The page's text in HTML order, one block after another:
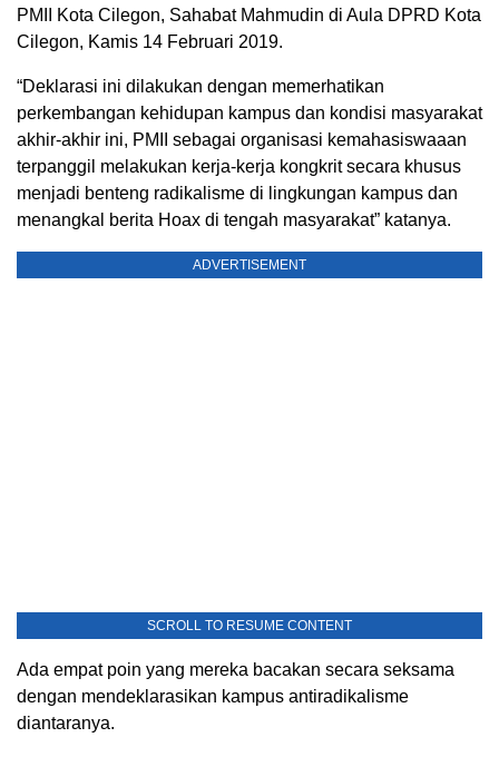
PMII Kota Cilegon, Sahabat Mahmudin di Aula DPRD Kota
Cilegon, Kamis 14 Februari 2019.
“Deklarasi ini dilakukan dengan memerhatikan
perkembangan kehidupan kampus dan kondisi masyarakat
akhir-akhir ini, PMII sebagai organisasi kemahasiswaaan
terpanggil melakukan kerja-kerja kongkrit secara khusus
menjadi benteng radikalisme di lingkungan kampus dan
menangkal berita Hoax di tengah masyarakat” katanya.
ADVERTISEMENT
SCROLL TO RESUME CONTENT
Ada empat poin yang mereka bacakan secara seksama
dengan mendeklarasikan kampus antiradikalisme
diantaranya.